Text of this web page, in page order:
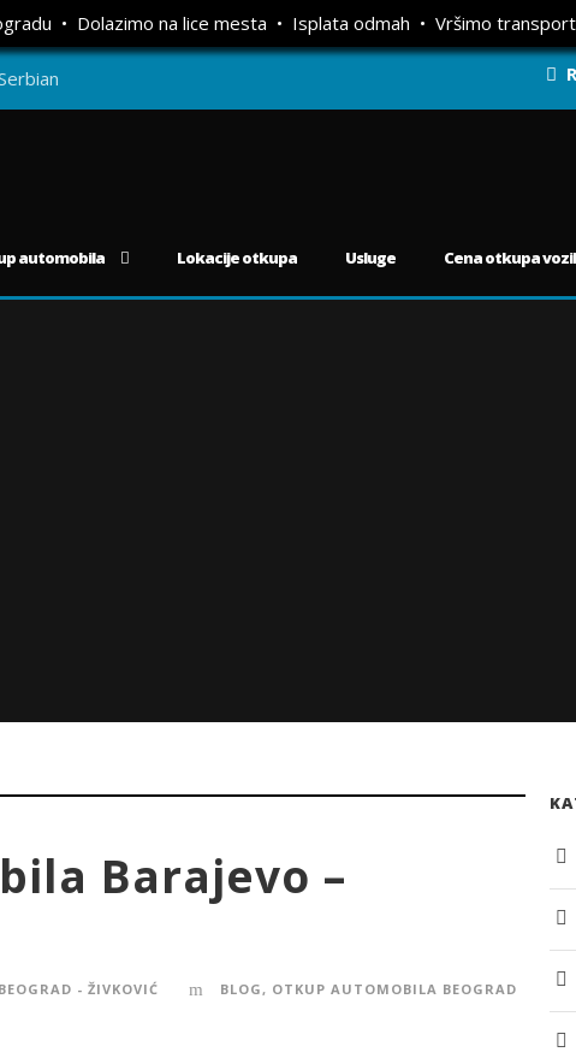
• Dolazimo na lice mesta • Isplata odmah • Vršimo
automobila Lokacije otkupa Usluge Cena otkupa
Barajevo –
- ŽIVKOVIĆ BLOG, OTKUP AUTOMOBILA BEOGRAD